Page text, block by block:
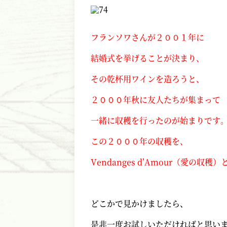
フランソワさんが２００１年に
結婚式を挙げることが決まり、
その乾杯用ワインを造ろうと、
２０００年秋に友人たちが集まって
一緒に収穫を行ったのが始まりです。
この２０００年の収穫を、
Vendanges d’Amour（愛の収穫）
どこかで見かけましたら、
是非一度お試しいただければと思いま